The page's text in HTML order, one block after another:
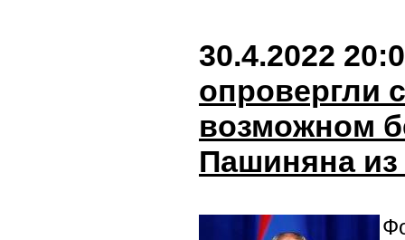
30.4.2022
опровергли
возможном
Пашиняна